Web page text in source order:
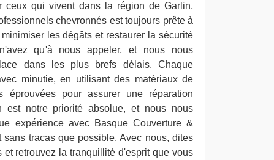
ceux qui vivent dans la région de Garlin,
chevronnés est toujours prête à
les dégâts et restaurer la sécurité
qu'à nous appeler, et nous nous
dans les plus brefs délais. Chaque
minutie, en utilisant des matériaux de
éprouvées pour assurer une réparation
est notre priorité absolue, et nous nous
expérience avec Basque Couverture &
tracas que possible. Avec nous, dites
et retrouvez la tranquillité d'esprit que vous